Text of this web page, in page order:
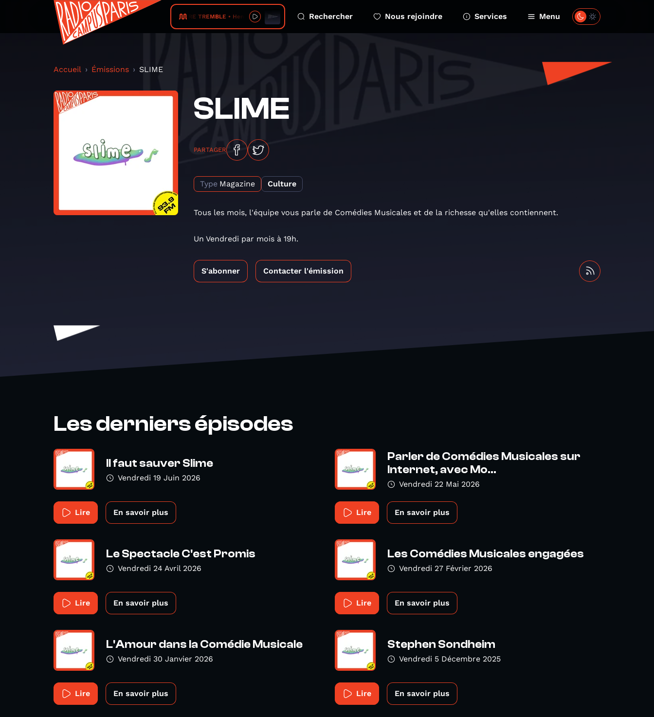
LA TERRE TREMBLE • Henri & I Rechercher Nous rejoindre Services Menu
Accueil Émissions SLIME
SLIME
PARTAGER
Type Magazine Culture
Tous les mois, l'équipe vous parle de Comédies Musicales et de la richesse qu'elles contiennent.
Un Vendredi par mois à 19h.
S'abonner Contacter l'émission
Les derniers épisodes
Il faut sauver Slime
Vendredi 19 Juin 2026
Lire En savoir plus
Parler de Comédies Musicales sur
Internet, avec Mo...
Vendredi 22 Mai 2026
Lire En savoir plus
Le Spectacle C'est Promis
Vendredi 24 Avril 2026
Lire En savoir plus
Les Comédies Musicales engagées
Vendredi 27 Février 2026
Lire En savoir plus
L'Amour dans la Comédie Musicale
Vendredi 30 Janvier 2026
Lire En savoir plus
Stephen Sondheim
Vendredi 5 Décembre 2025
Lire En savoir plus